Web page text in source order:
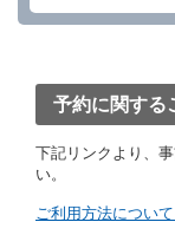
を１時間以
約取消手数
予約取消
約申込金を
当社の都
約申込金を
予約に関する
下記リンクより、
い。
ご利用方法について